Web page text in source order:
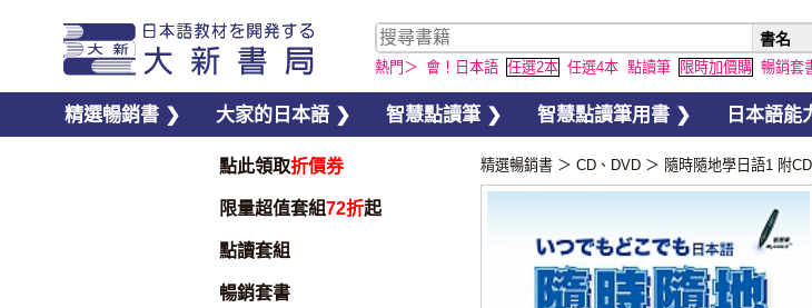
熱門＞ 會！日本語 任選2本 任選4本 點讀筆 限時加價購 暢銷套
精選暢銷書 ❯ 大家的日本語 ❯ 智慧點讀筆 ❯ 智慧點讀筆用書 ❯ 日本語能
點此領取折價券
限量超值套組72折起
點讀套組
暢銷套書
精選暢銷書 ＞ CD、DVD ＞ 隨時隨地學日語1 附